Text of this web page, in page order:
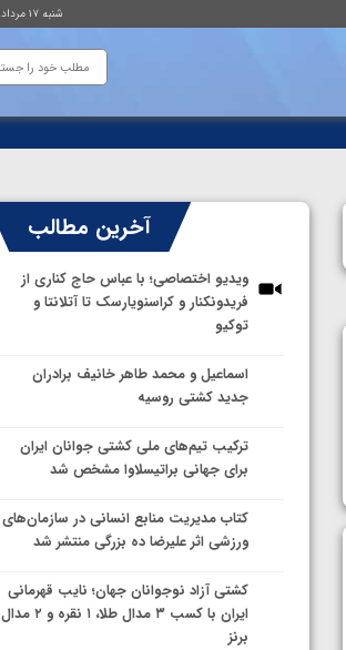
شنبه ۱۷ مرداد ۱۴۰۵ ساعت : ۰۲:۰۰
آخرین مطالب
ویدیو اختصاصی؛ با عباس حاج کناری از
فریدونکنار و کراسنویارسک تا آتلانتا و
توکیو
اسماعیل و محمد طاهر خانیف برادران
جدید کشتی روسیه
ترکیب تیم‌های ملی کشتی جوانان ایران
برای جهانی براتیسلاوا مشخص شد
کتاب مدیریت منابع انسانی در سازمان‌های
ورزشی اثر علیرضا ده بزرگی منتشر شد
کشتی آزاد نوجوانان جهان؛ نایب قهرمانی
ایران با کسب ۳ مدال طلا، ۱ نقره و ۲ مدال
برنز